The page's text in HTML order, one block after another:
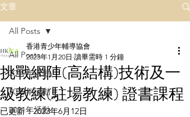
文章
All Posts
2019年活動
2020年活動
2021年活動
All Posts
挑戰網陣(高結構)技術及一
級教練(駐場教練) 證書課程
香港青少年輔導協會
2023年1月20日 讀畢需時 1 分鐘
已更新：2023年6月12日